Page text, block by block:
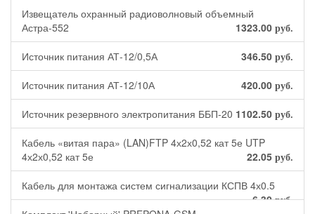
Извещатель охранный радиоволновый объемный
Астра-552
1323.00 руб.
Источник питания АТ-12/0,5А 346.50 руб.
Источник питания АТ-12/10А 420.00 руб.
Источник резервного электропитания ББП-20 1102.50 руб.
Кабель «витая пара» (LAN)FTP 4х2х0,52 кат 5е UTP
4х2х0,52 кат 5е
22.05 руб.
Кабель для монтажа систем сигнализации КСПВ 4х0.5
6.30руб.